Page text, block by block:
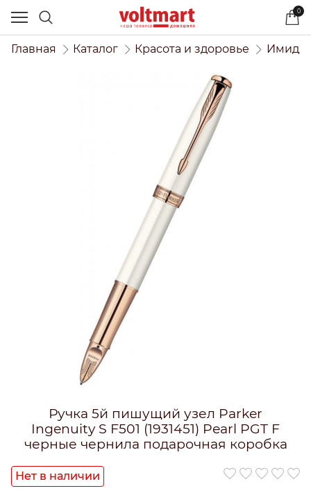
0
Главная Каталог Красота и здоровье
Ручка 5й пишущий узел Parker
Ingenuity S F501 (1931451) Pearl PGT F
черные чернила подарочная коробка
Нет в наличии